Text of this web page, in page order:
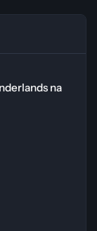
na